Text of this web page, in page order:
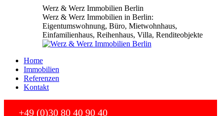
Werz & Werz Immobilien Berlin
Werz & Werz Immobilien in Berlin:
Eigentumswohnung, Büro, Mietwohnhaus,
Einfamilienhaus, Reihenhaus, Villa, Renditeobjekte
Home
Immobilien
Referenzen
Kontakt
+49 (0)30 80 40 90 40